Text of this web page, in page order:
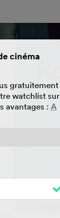
cinéma
gratuitement
watchlist sur
avantages : A